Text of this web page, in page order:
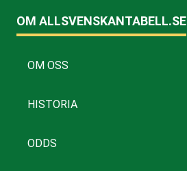
OM ALLSVENSKANTABELL.SE
OM OSS
HISTORIA
ODDS